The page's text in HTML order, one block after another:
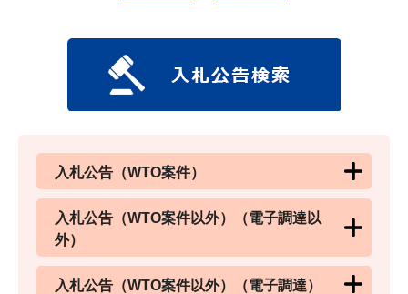
入札公告（WTO案件）
入札公告（WTO案件以外）（電子調達以
外）
入札公告（WTO案件以外）（電子調達）